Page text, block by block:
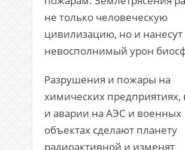
не только человеческую
цивилизацию, но и нанесут
невосполнимый урон
Разрушения и пожары на
химических
и аварии на АЭС и военных
объектах сделают планету
радиоактивной и изменят